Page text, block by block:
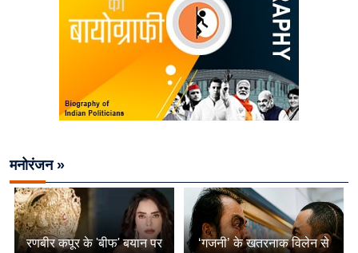
मनोरंजन »
रणबीर कपूर के 'बीफ' बयान पर
‘गजनी’ के खतरनाक विलेन से